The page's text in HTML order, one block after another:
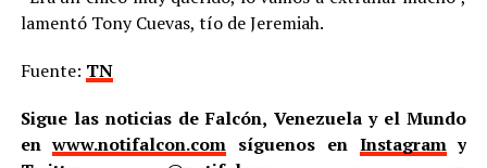
lamentó Tony Cuevas, tío de Jeremiah.
Fuente: TN
Sigue las noticias de Falcón, Venezuela y el Mundo
enwww.notifalcon.com síguenos en Instagramy